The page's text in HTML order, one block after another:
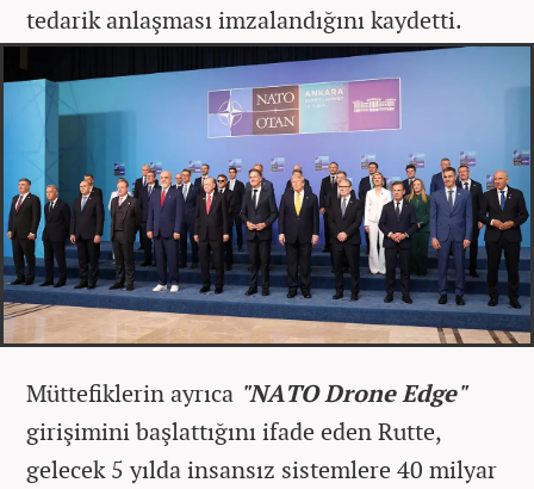
tedarik anlaşması imzalandığını kaydetti.
Müttefiklerin ayrıca "NATO Drone Edge"
girişimini başlattığını ifade eden Rutte,
gelecek 5 yılda insansız sistemlere 40 milyar